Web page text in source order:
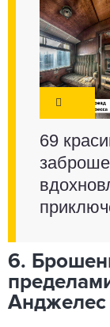
69
6.
Анджелес